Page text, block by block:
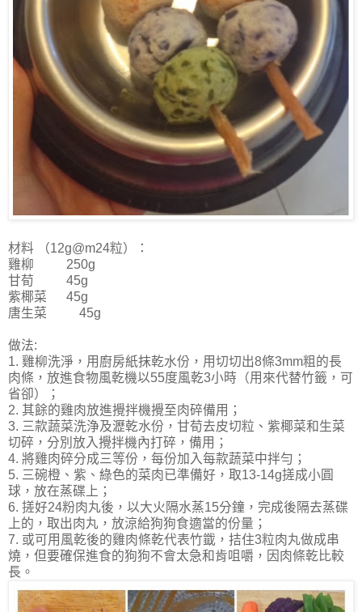
材料 （12g@m24粒）：
雞柳 250g
甘荀 45g
紫椰菜 45g
唐生菜 45g
做法:
1. 雞柳洗淨，用廚房紙抹乾水份，用切切出8條3mm粗的長
肉條，放進食物風乾機以55度風乾3小時（用來代替竹籤，可
省卻）；
2. 其餘的雞肉放進攪拌機攪至肉碎備用；
3. 三款蔬菜洗浄及瀝乾水份，甘荀去皮切粒、紫椰菜和生菜
切碎，分別放入攪拌機內打碎，備用；
4. 將雞肉碎分成三等份，每份加入每款蔬菜中拌勻；
5. 三碗橙、紫、綠色的菜肉已準備好，取13-14g搓成小圓
球，放在蒸碟上；
6. 搓好24粉肉丸後，以大火隔水蒸15分鐘，完成後隔去蒸碟
上的，取出肉丸，放涼給狗狗食適當的份量；
7. 或可用風乾後的雞肉條乾代表竹韱，拮住3粒肉丸做成串
燒，但要確保進食的狗狗不會太急和肯咀嚼，因肉條乾比較
長。